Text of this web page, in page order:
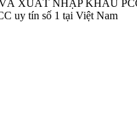
XUẤT NHẬP KHẨU
uy tín số 1 tại Việt Nam